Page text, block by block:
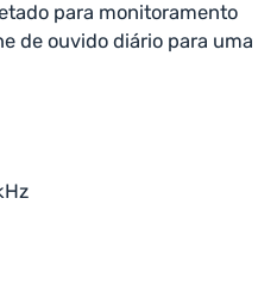
para monitoramento
de ouvido diário para uma